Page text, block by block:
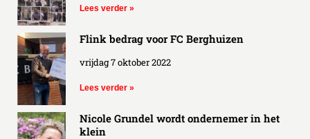
Lees verder »
Flink bedrag voor FC Berghuizen
vrijdag 7 oktober 2022
Lees verder »
Nicole Grundel wordt ondernemer in het
klein